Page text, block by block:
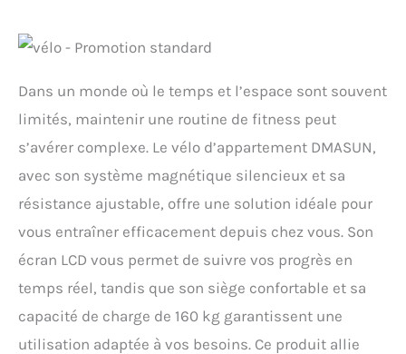
Dans un monde où le temps et l’espace sont souvent
limités, maintenir une routine de fitness peut
s’avérer complexe. Le vélo d’appartement DMASUN,
avec son système magnétique silencieux et sa
résistance ajustable, offre une solution idéale pour
vous entraîner efficacement depuis chez vous. Son
écran LCD vous permet de suivre vos progrès en
temps réel, tandis que son siège confortable et sa
capacité de charge de 160 kg garantissent une
utilisation adaptée à vos besoins. Ce produit allie